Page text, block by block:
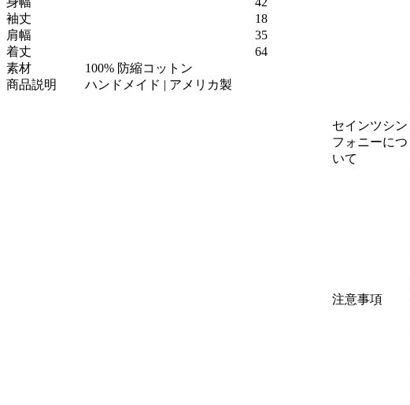
袖丈
18
肩幅
35
着丈
64
素材
100% 防縮コットン
商品説明
ハンドメイド | アメリカ製
セインツシン
フォニーにつ
いて
注意事項